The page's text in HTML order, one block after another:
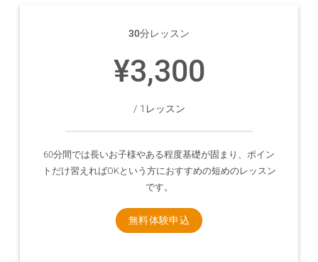
30分レッスン
¥3,300
/ 1レッスン
60分間では長いお子様やある程度基礎が固まり、ポイン
トだけ習えればOKという方におすすめの短めのレッスン
です。
無料体験申込